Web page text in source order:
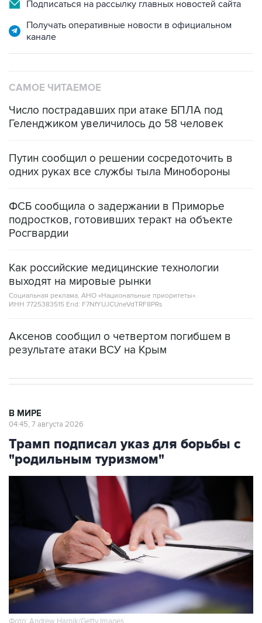
Подписаться на рассылку главных новостей сайта
Получать оперативные новости в официальном
канале
САМОЕ ЧИТАЕМОЕ
Число пострадавших при атаке БПЛА под
Геленджиком увеличилось до 58 человек
Путин сообщил о решении сосредоточить в
одних руках все службы тыла Минобороны
ФСБ сообщила о задержании в Приморье
подростков, готовивших теракт на объекте
Росгвардии
Как российские медицинские технологии
выходят на мировые рынки
Социальная реклама, АНО «Национальные приоритеты».
ИНН 7725383515 Erid: F7NfYUJCUneVdTRF8PRs
Аксенов сообщил о четвертом погибшем в
результате атаки ВСУ на Крым
В МИРЕ
04:45, 7 августа 2026
Трамп подписал указ для борьбы с
"родильным туризмом"